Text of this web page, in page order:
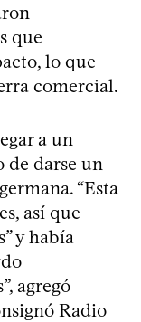
que
lo que
comercial.
a un
de darse un
“Esta
así que
y había
agregó
Radio